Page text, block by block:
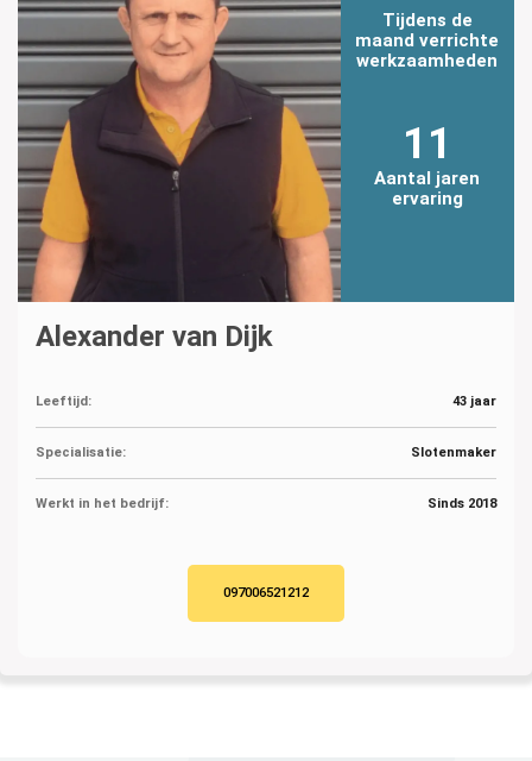
Tijdens de
maand verrichte
werkzaamheden
11
Aantal jaren
ervaring
Alexander van Dijk
Leeftijd: 43 jaar
Specialisatie: Slotenmaker
Werkt in het bedrijf: Sinds 2018
097006521212